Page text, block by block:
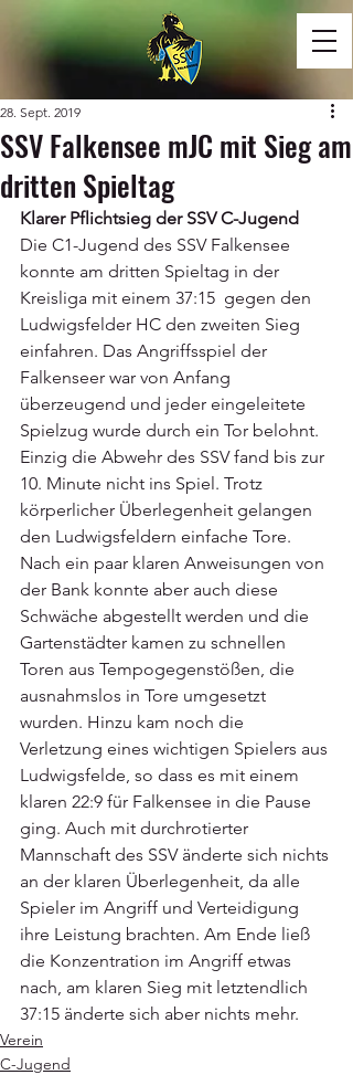
SSV Falkensee mJC mit Sieg am
dritten Spieltag
28. Sept. 2019
Klarer Pflichtsieg der SSV C-Jugend
Die C1-Jugend des SSV Falkensee
konnte am dritten Spieltag in der
Kreisliga mit einem 37:15  gegen den
Ludwigsfelder HC den zweiten Sieg
einfahren. Das Angriffsspiel der
Falkenseer war von Anfang
überzeugend und jeder eingeleitete
Spielzug wurde durch ein Tor belohnt.
Einzig die Abwehr des SSV fand bis zur
10. Minute nicht ins Spiel. Trotz
körperlicher Überlegenheit gelangen
den Ludwigsfeldern einfache Tore.
Nach ein paar klaren Anweisungen von
der Bank konnte aber auch diese
Schwäche abgestellt werden und die
Gartenstädter kamen zu schnellen
Toren aus Tempogegenstößen, die
ausnahmslos in Tore umgesetzt
wurden. Hinzu kam noch die
Verletzung eines wichtigen Spielers aus
Ludwigsfelde, so dass es mit einem
klaren 22:9 für Falkensee in die Pause
ging. Auch mit durchrotierter
Mannschaft des SSV änderte sich nichts
an der klaren Überlegenheit, da alle
Spieler im Angriff und Verteidigung
ihre Leistung brachten. Am Ende ließ
die Konzentration im Angriff etwas
nach, am klaren Sieg mit letztendlich
37:15 änderte sich aber nichts mehr.
Verein
C-Jugend